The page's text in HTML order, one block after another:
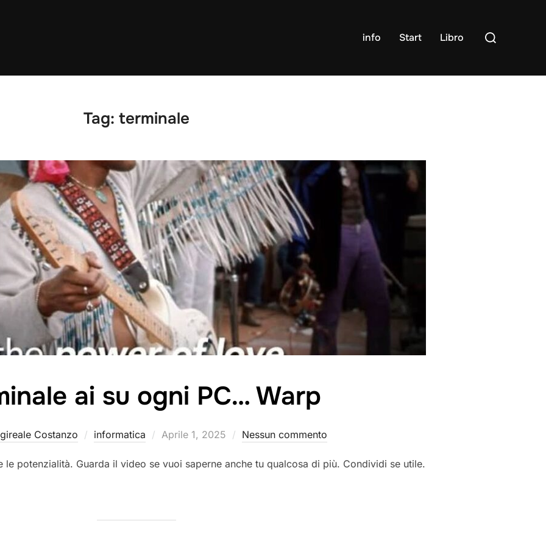
info Start Libro
Cerca
per:
Tag: terminale
ai su ogni PC… Warp
Costanzo informatica
Pubblicato
Aprile 1, 2025 Nessun commento
le potenzialità. Guarda il video se vuoi saperne anche tu qualcosa di più. Condividi se utile.